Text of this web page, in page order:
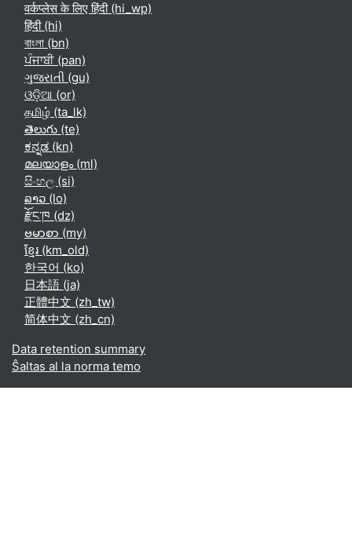
वर्कप्लेस के लिए हिंदी ‎(hi_wp)‎
हिंदी ‎(hi)‎
বাংলা ‎(bn)‎
ਪੰਜਾਬੀ ‎(pan)‎
ગુજરાતી ‎(gu)‎
ଓଡ଼ିଆ ‎(or)‎
தமிழ் ‎(ta_lk)‎
తెలుగు ‎(te)‎
ಕನ್ನಡ ‎(kn)‎
മലയാളം ‎(ml)‎
සිංහල ‎(si)‎
ລາວ ‎(lo)‎
རྫོང་ཁ ‎(dz)‎
ဗမာစာ ‎(my)‎
ខ្មែរ ‎(km_old)‎
한국어 ‎(ko)‎
日本語 ‎(ja)‎
正體中文 ‎(zh_tw)‎
简体中文 ‎(zh_cn)‎
Data retention summary
Ŝaltas al la norma temo